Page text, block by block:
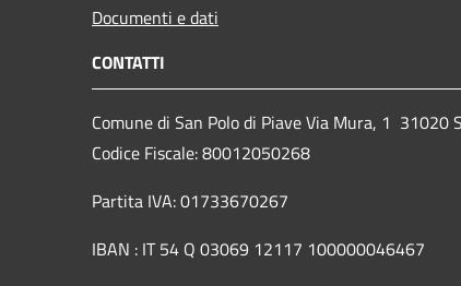
Documenti e dati
CONTATTI
Comune di San Polo di Piave Via Mura, 1 31020
Codice Fiscale: 80012050268
Partita IVA: 01733670267
IBAN : IT 54 Q 03069 12117 100000046467